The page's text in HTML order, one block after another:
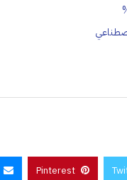
Pinterest